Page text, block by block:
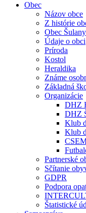
Obec
Názov obce
Z histórie
Obec Šulany
Údaje o obci
Príroda
Kostol
Heraldika
Známe
Základná
Organizácie
DHZ
DHZ
Klub
Klub
Partnerské
Sčítanie
GDPR
Podpora
Štatistické